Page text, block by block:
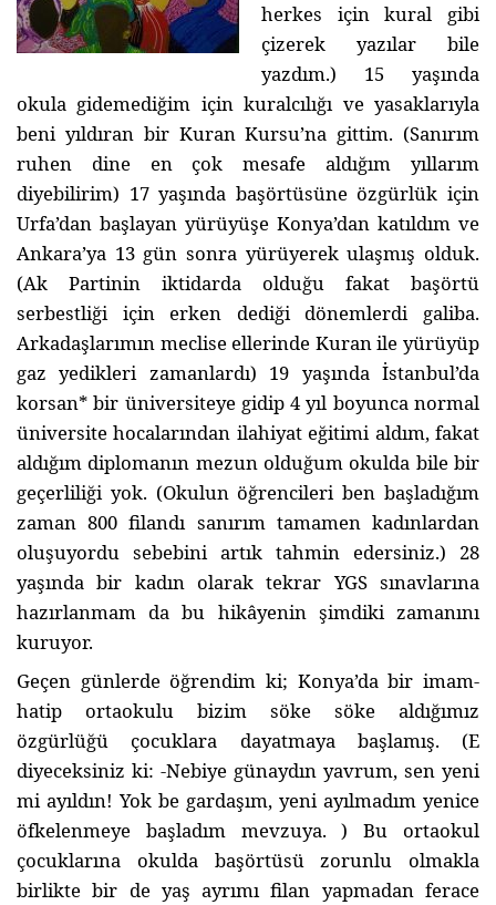
herkes için kural gibi
çizerek yazılar bile
yazdım.) 15 yaşında
okula gidemediğim için kuralcılığı ve yasaklarıyla
beni yıldıran bir Kuran Kursu’na gittim. (Sanırım
ruhen dine en çok mesafe aldığım yıllarım
diyebilirim) 17 yaşında başörtüsüne özgürlük için
Urfa’dan başlayan yürüyüşe Konya’dan katıldım ve
Ankara’ya 13 gün sonra yürüyerek ulaşmış olduk.
(Ak Partinin iktidarda olduğu fakat başörtü
serbestliği için erken dediği dönemlerdi galiba.
Arkadaşlarımın meclise ellerinde Kuran ile yürüyüp
gaz yedikleri zamanlardı) 19 yaşında İstanbul’da
korsan* bir üniversiteye gidip 4 yıl boyunca normal
üniversite hocalarından ilahiyat eğitimi aldım, fakat
aldığım diplomanın mezun olduğum okulda bile bir
geçerliliği yok. (Okulun öğrencileri ben başladığım
zaman 800 filandı sanırım tamamen kadınlardan
oluşuyordu sebebini artık tahmin edersiniz.) 28
yaşında bir kadın olarak tekrar YGS sınavlarına
hazırlanmam da bu hikâyenin şimdiki zamanını
kuruyor.
Geçen günlerde öğrendim ki; Konya’da bir imam-
hatip ortaokulu bizim söke söke aldığımız
özgürlüğü çocuklara dayatmaya başlamış. (E
diyeceksiniz ki: -Nebiye günaydın yavrum, sen yeni
mi ayıldın! Yok be gardaşım, yeni ayılmadım yenice
öfkelenmeye başladım mevzuya. ) Bu ortaokul
çocuklarına okulda başörtüsü zorunlu olmakla
birlikte bir de yaş ayrımı filan yapmadan ferace